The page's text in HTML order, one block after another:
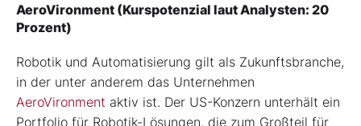
AeroVironment (Kurspotenzial laut Analysten: 20
Prozent)
Robotik und Automatisierung gilt als Zukunftsbranche,
in der unter anderem das Unternehmen
AeroVironment aktiv ist. Der US-Konzern unterhält ein
Portfolio für Robotik-Lösungen, die zum Großteil für